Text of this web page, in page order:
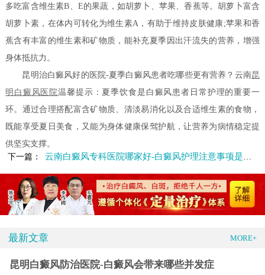
多吃富含维生素B、E的果蔬，如胡萝卜、苹果、香蕉等。胡萝卜富含
胡萝卜素，在体内可转化为维生素A，有助于维持皮肤健康;苹果和香
蕉含有丰富的维生素和矿物质，能补充夏季因出汗流失的营养，增强
身体抵抗力。
昆明治白癜风好的医院-夏季白癜风患者吃哪些更有营养？云南昆
明白癜风医院温馨提示：夏季饮食是白癜风患者日常护理的重要一
环。通过合理搭配富含矿物质、清淡易消化以及合适维生素的食物，
既能享受夏日美食，又能为身体健康保驾护航，让营养为病情稳定提
供坚实支撑。
下一篇：
云南白癜风专科医院哪家好-白癜风护理注意事项是什么呢
最新文章 MORE+
昆明白癜风防治医院-白癜风会带来哪些并发症